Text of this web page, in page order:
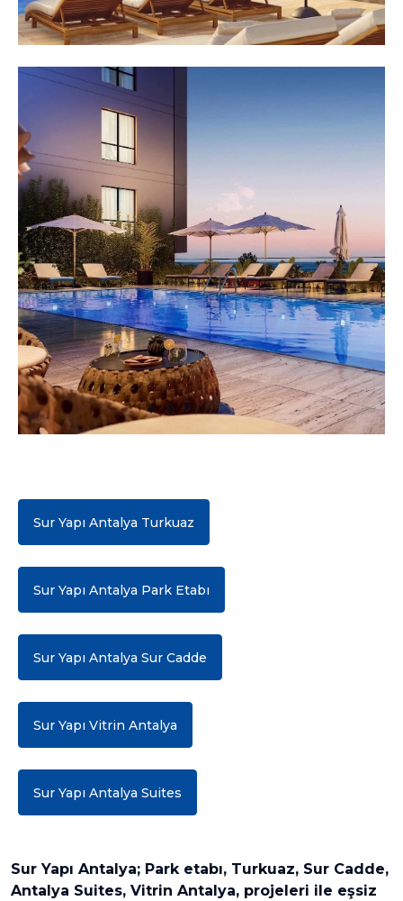
Sur Yapı Antalya Turkuaz
Sur Yapı Antalya Park Etabı
Sur Yapı Antalya Sur Cadde
Sur Yapı Vitrin Antalya
Sur Yapı Antalya Suites
Sur Yapı Antalya; Park etabı, Turkuaz, Sur Cadde,
Antalya Suites, Vitrin Antalya, projeleri ile eşsiz